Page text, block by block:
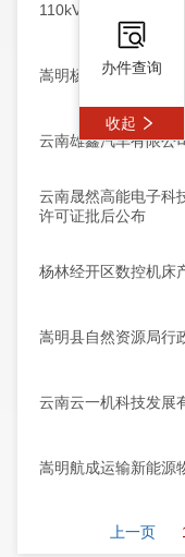
110kV杨桥2号输变
嵩明杨林经开区官军
云南雄鑫汽车有限公
云南晟然高能电子科
许可证批后公布
杨林经开区数控机床
嵩明县自然资源局行
云南云一机科技发展
嵩明航成运输新能源
上一页
办件查询
收起